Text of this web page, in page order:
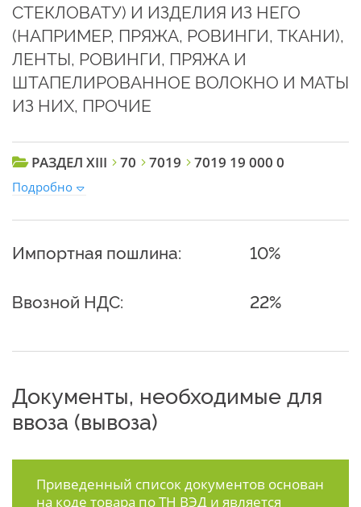
СТЕКЛОВАТУ) И ИЗДЕЛИЯ ИЗ НЕГО
(НАПРИМЕР, ПРЯЖА, РОВИНГИ, ТКАНИ),
ЛЕНТЫ, РОВИНГИ, ПРЯЖА И
ШТАПЕЛИРОВАННОЕ ВОЛОКНО И МАТЫ
ИЗ НИХ, ПРОЧИЕ
РАЗДЕЛ XIII 70 7019 7019 19 000 0
Подробно
Импортная пошлина: 10%
Ввозной НДС: 22%
Документы, необходимые для
ввоза (вывоза)
Приведенный список документов основан
на коде товара по ТН ВЭД и является